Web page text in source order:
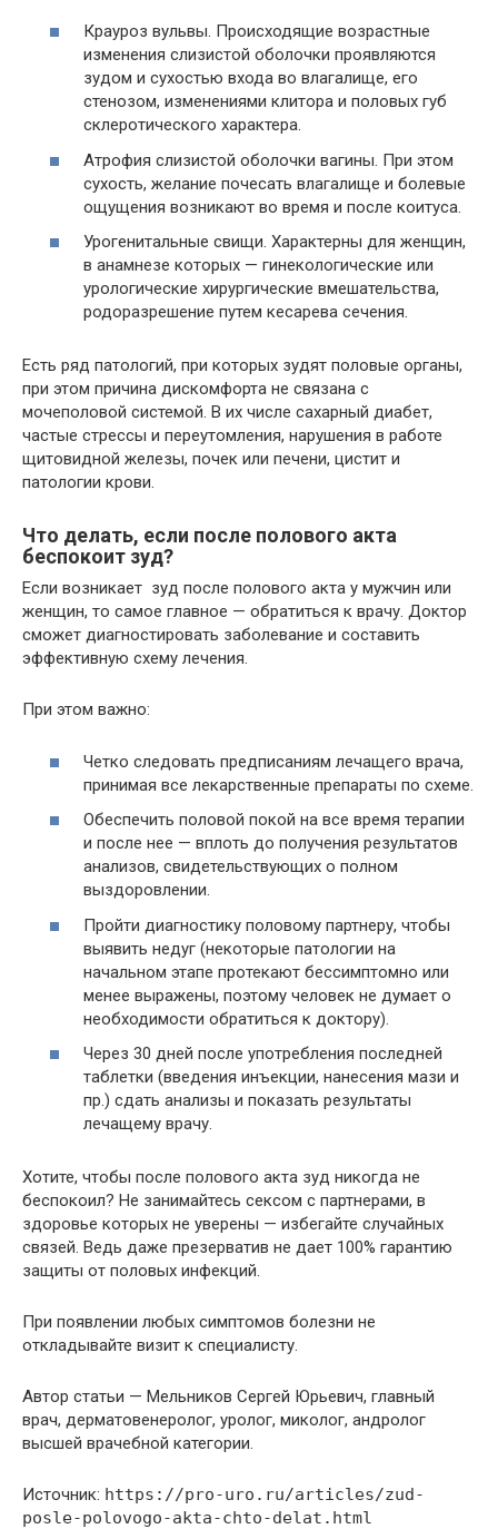
Крауроз вульвы. Происходящие возрастные
изменения слизистой оболочки проявляются
зудом и сухостью входа во влагалище, его
стенозом, изменениями клитора и половых губ
склеротического характера.
Атрофия слизистой оболочки вагины. При этом
сухость, желание почесать влагалище и болевые
ощущения возникают во время и после коитуса.
Урогенитальные свищи. Характерны для женщин,
в анамнезе которых — гинекологические или
урологические хирургические вмешательства,
родоразрешение путем кесарева сечения.
Есть ряд патологий, при которых зудят половые органы,
при этом причина дискомфорта не связана с
мочеполовой системой. В их числе сахарный диабет,
частые стрессы и переутомления, нарушения в работе
щитовидной железы, почек или печени, цистит и
патологии крови.
Что делать, если после полового акта
беспокоит зуд?
Если возникает зуд после полового акта у мужчин или
женщин, то самое главное — обратиться к врачу. Доктор
сможет диагностировать заболевание и составить
эффективную схему лечения.
При этом важно:
Четко следовать предписаниям лечащего врача,
принимая все лекарственные препараты по схеме.
Обеспечить половой покой на все время терапии
и после нее — вплоть до получения результатов
анализов, свидетельствующих о полном
выздоровлении.
Пройти диагностику половому партнеру, чтобы
выявить недуг (некоторые патологии на
начальном этапе протекают бессимптомно или
менее выражены, поэтому человек не думает о
необходимости обратиться к доктору).
Через 30 дней после употребления последней
таблетки (введения инъекции, нанесения мази и
пр.) сдать анализы и показать результаты
лечащему врачу.
Хотите, чтобы после полового акта зуд никогда не
беспокоил? Не занимайтесь сексом с партнерами, в
здоровье которых не уверены — избегайте случайных
связей. Ведь даже презерватив не дает 100% гарантию
защиты от половых инфекций.
При появлении любых симптомов болезни не
откладывайте визит к специалисту.
Автор статьи — Мельников Сергей Юрьевич, главный
врач, дерматовенеролог, уролог, миколог, андролог
высшей врачебной категории.
Источник: https://pro-uro.ru/articles/zud-
posle-polovogo-akta-chto-delat.html